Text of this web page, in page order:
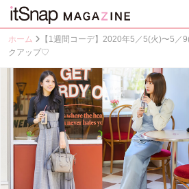
ホーム
【1週間コーデ】2020年5／5(火)〜5／
クアップ♡